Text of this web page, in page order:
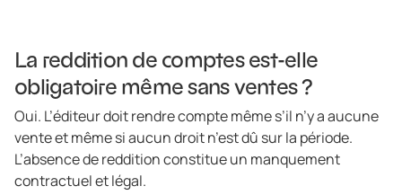
La reddition de comptes est-elle
obligatoire même sans ventes ?
Oui. L’éditeur doit rendre compte même s’il n’y a aucune
vente et même si aucun droit n’est dû sur la période.
L’absence de reddition constitue un manquement
contractuel et légal.